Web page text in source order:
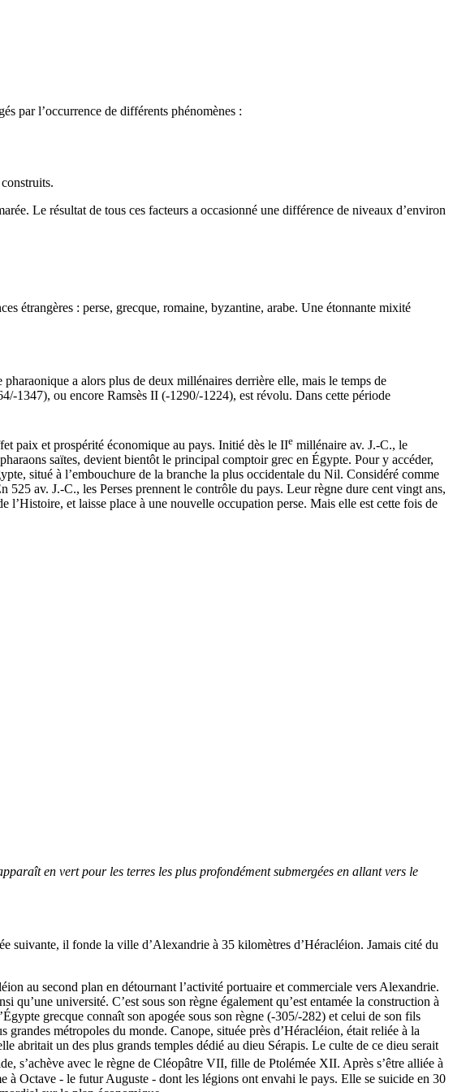
par l’occurrence de différents phénomènes :
Le résultat de tous ces facteurs a occasionné une différence de niveaux d’environ
étrangères : perse, grecque, romaine, byzantine, arabe. Une étonnante mixité
a alors plus de deux millénaires derrière elle, mais le temps de
1347), ou encore Ramsès II (-1290/-1224), est révolu. Dans cette période
paix et prospérité économique au pays. Initié dès le IIe millénaire av. J.-C., le
saïtes, devient bientôt le principal comptoir grec en Égypte. Pour y accéder,
situé à l’embouchure de la branche la plus occidentale du Nil. Considéré comme
525 av. J.-C., les Perses prennent le contrôle du pays. Leur règne dure cent vingt ans,
et laisse place à une nouvelle occupation perse. Mais elle est cette fois de
en vert pour les terres les plus profondément submergées en allant vers le
suivante, il fonde la ville d’Alexandrie à 35 kilomètres d’Héracléion. Jamais cité du
au second plan en détournant l’activité portuaire et commerciale vers Alexandrie.
université. C’est sous son règne également qu’est entamée la construction à
grecque connaît son apogée sous son règne (-305/-282) et celui de son fils
métropoles du monde. Canope, située près d’Héracléion, était reliée à la
abritait un des plus grands temples dédié au dieu Sérapis. Le culte de ce dieu serait
s’achève avec le règne de Cléopâtre VII, fille de Ptolémée XII. Après s’être alliée à
Octave - le futur Auguste - dont les légions ont envahi le pays. Elle se suicide en 30